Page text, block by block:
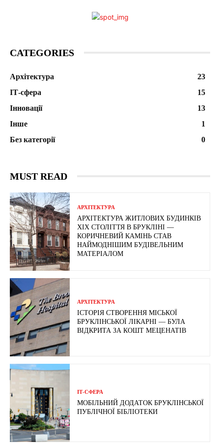
CATEGORIES
Архітектура
23
ІТ-сфера
15
Інновації
13
Інше
1
Без категорії
0
MUST READ
АРХІТЕКТУРА
АРХІТЕКТУРА ЖИТЛОВИХ БУДИНКІВ
ХІХ СТОЛІТТЯ В БРУКЛІНІ —
КОРИЧНЕВИЙ КАМІНЬ СТАВ
НАЙМОДНІШИМ БУДІВЕЛЬНИМ
МАТЕРІАЛОМ
АРХІТЕКТУРА
ІСТОРІЯ СТВОРЕННЯ МІСЬКОЇ
БРУКЛІНСЬКОЇ ЛІКАРНІ — БУЛА
ВІДКРИТА ЗА КОШТ МЕЦЕНАТІВ
ІТ-СФЕРА
МОБІЛЬНИЙ ДОДАТОК БРУКЛІНСЬКОЇ
ПУБЛІЧНОЇ БІБЛІОТЕКИ